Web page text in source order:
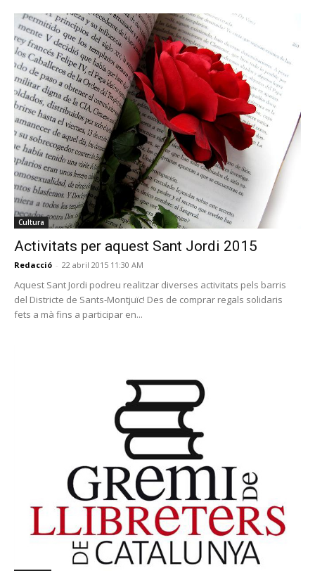
Cultura
Activitats per aquest Sant Jordi 2015
Redacció - 22 abril 2015 11:30 AM
Aquest Sant Jordi podreu realitzar diverses activitats pels barris
del Districte de Sants-Montjuïc! Des de comprar regals solidaris
fets a mà fins a participar en...